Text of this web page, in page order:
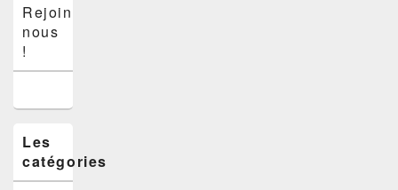
principale
de
widget
latérale
Rejoins-
nous
!
Les
catégories